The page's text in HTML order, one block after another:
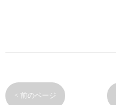
< 前のページ